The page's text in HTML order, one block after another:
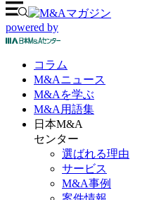
powered by
コラム
M&Aニュース
M&Aを学ぶ
M&A 用語集
日本M&A
センター
選ばれる理由
サービス
M&A事例